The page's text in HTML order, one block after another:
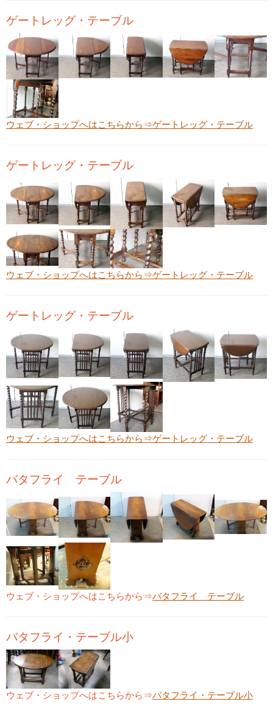
ゲートレッグ・テーブル
ウェブ・ショップへはこちらから⇒ゲートレッグ・テーブル
ゲートレッグ・テーブル
ウェブ・ショップへはこちらから⇒ゲートレッグ・テーブル
ゲートレッグ・テーブル
ウェブ・ショップへはこちらから⇒ゲートレッグ・テーブル
バタフライ テーブル
ウェブ・ショップへはこちらから⇒バタフライ テーブル
バタフライ・テーブル小
ウェブ・ショップへはこちらから⇒バタフライ・テーブル小